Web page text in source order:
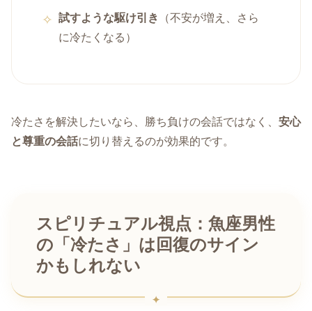
試すような駆け引き
（不安が増え、さら
に冷たくなる）
冷たさを解決したいなら、勝ち負けの会話ではなく、 安心
と尊重の会話に切り替えるのが効果的です。
スピリチュアル視点：魚座男性
の「冷たさ」は回復のサイン
かもしれない